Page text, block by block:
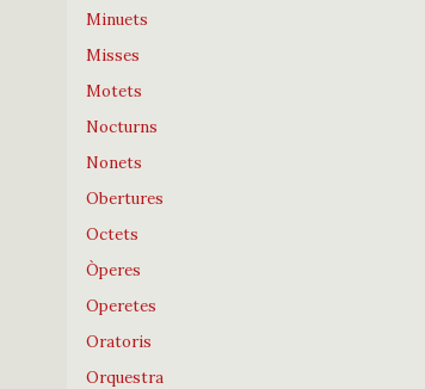
Minuets
Misses
Motets
Nocturns
Nonets
Obertures
Octets
Òperes
Operetes
Oratoris
Orquestra